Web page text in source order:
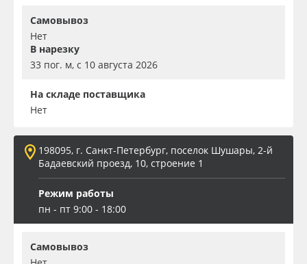
Самовывоз
Нет
В нарезку
33 пог. м, с 10 августа 2026
На складе поставщика
Нет
198095, г. Санкт-Петербург, поселок Шушары, 2-й
Бадаевский проезд, 10, строение 1
Режим работы
пн - пт 9:00 - 18:00
Самовывоз